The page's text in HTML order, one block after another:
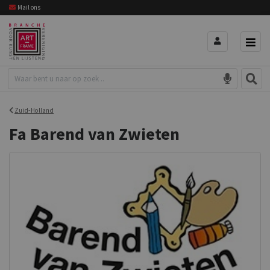
Mail ons
Zuid-Holland
Fa Barend van Zwieten